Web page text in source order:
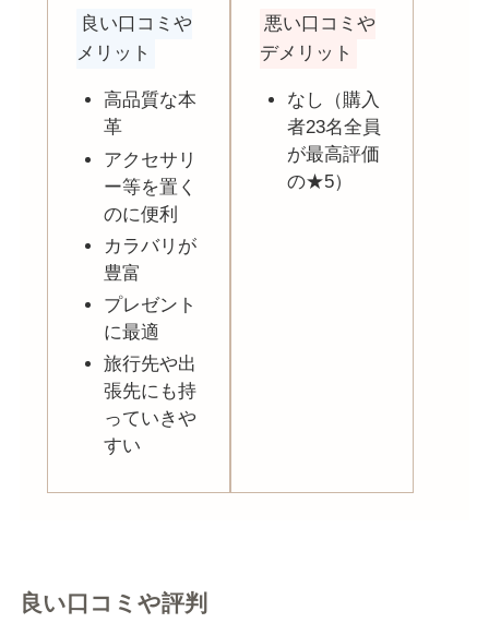
良い口コミや
メリット
高品質な本
革
アクセサリ
ー等を置く
のに便利
カラバリが
豊富
プレゼント
に最適
旅行先や出
張先にも持
っていきや
すい
悪い口コミや
デメリット
なし（購入
者23名全員
が最高評価
の★5）
良い口コミや評判